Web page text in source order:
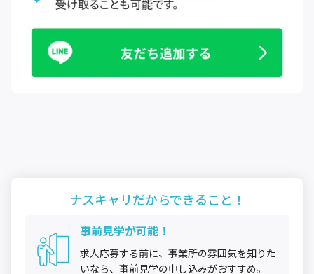
ナスキャリだからできること！
事前見学が可能！
求人応募する前に、事業所の雰囲気を知りた
いなら、事前見学の申し込みがおすすめ。